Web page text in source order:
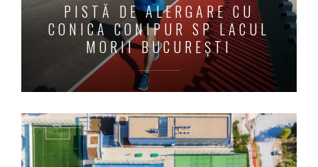
PISTĂ DE ALERGARE CU
CONICA CONIPUR SP LACUL
MORII BUCUREȘTI